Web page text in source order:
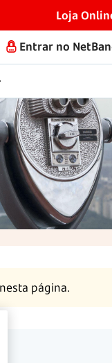
Loja
Entrar no
página.